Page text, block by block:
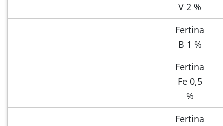
V 2 %
Fertina
B 1 %
Fertina
Fe 0,5
%
Fertina